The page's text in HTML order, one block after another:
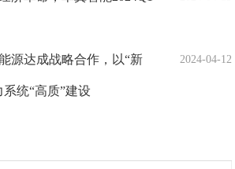
2024-04-12
源达成战略合作，以“新
统“高质”建设